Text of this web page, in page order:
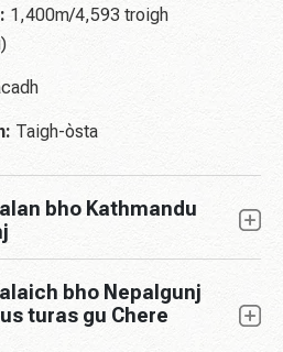
1,400m/4,593 troigh
Taigh-òsta
bho Kathmandu
bho Nepalgunj
turas gu Chere